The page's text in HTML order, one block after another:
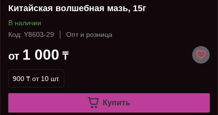
Китайская волшебная мазь, 15г
В наличии
Код: Y8603-29
Опт и розница
от 1 000 ₸
900 ₸ от 10 шт.
Купить